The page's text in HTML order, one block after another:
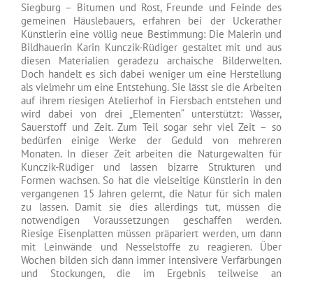
Siegburg – Bitumen und Rost, Freunde und Feinde des
gemeinen Häuslebauers, erfahren bei der Uckerather
Künstlerin eine völlig neue Bestimmung: Die Malerin und
Bildhauerin Karin Kunczik-Rüdiger gestaltet mit und aus
diesen Materialien geradezu archaische Bilderwelten.
Doch handelt es sich dabei weniger um eine Herstellung
als vielmehr um eine Entstehung. Sie lässt sie die Arbeiten
auf ihrem riesigen Atelierhof in Fiersbach entstehen und
wird dabei von drei „Elementen“ unterstützt: Wasser,
Sauerstoff und Zeit. Zum Teil sogar sehr viel Zeit – so
bedürfen einige Werke der Geduld von mehreren
Monaten. In dieser Zeit arbeiten die Naturgewalten für
Kunczik-Rüdiger und lassen bizarre Strukturen und
Formen wachsen. So hat die vielseitige Künstlerin in den
vergangenen 15 Jahren gelernt, die Natur für sich malen
zu lassen. Damit sie dies allerdings tut, müssen die
notwendigen Voraussetzungen geschaffen werden.
Riesige Eisenplatten müssen präpariert werden, um dann
mit Leinwände und Nesselstoffe zu reagieren. Über
Wochen bilden sich dann immer intensivere Verfärbungen
und Stockungen, die im Ergebnis teilweise an